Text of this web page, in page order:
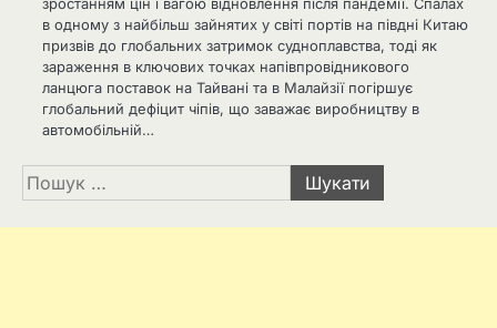
в одному з найбільш зайнятих у світі портів на півдні Китаю
призвів до глобальних затримок судноплавства, тоді як
зараження в ключових точках напівпровідникового
ланцюга поставок на Тайвані та в Малайзії погіршує
глобальний дефіцит чіпів, що заважає виробництву в
автомобільній…
Пошук: